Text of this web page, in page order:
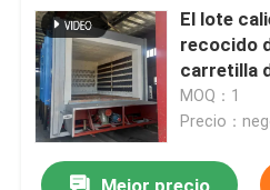
El lote
recocido
carretilla
las piezas
MOQ：1
Precio：